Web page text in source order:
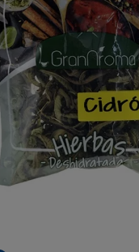
9.
queso
10. papa